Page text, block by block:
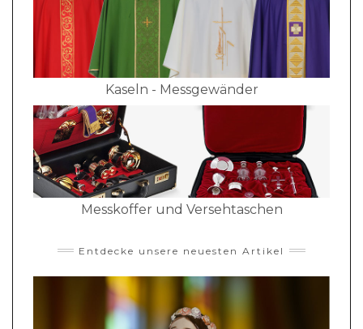
Kaseln - Messgewänder
Messkoffer und Versehtaschen
Entdecke unsere neuesten Artikel